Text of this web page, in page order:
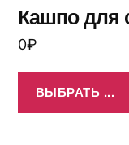
Кашпо для
0₽
ВЫБРАТЬ ...